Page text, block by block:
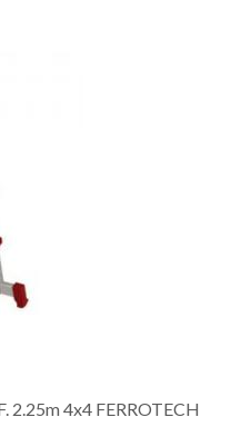
2.25m 4x4 FERROTECH